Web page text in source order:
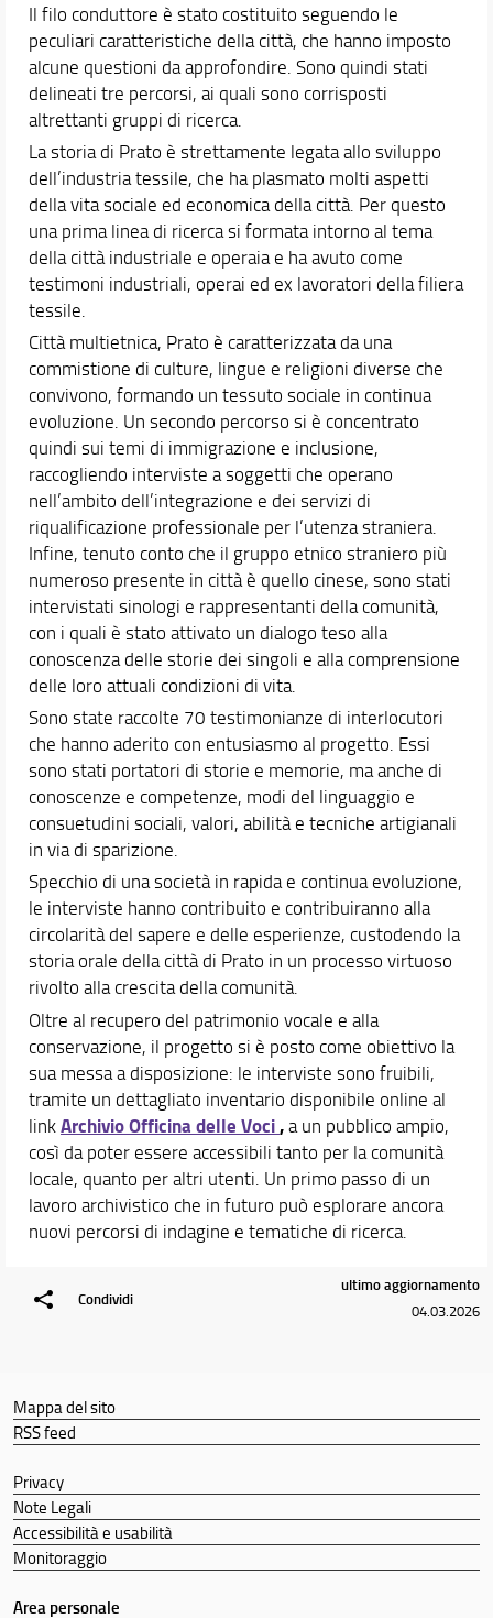
Il filo conduttore è stato costituito seguendo le
peculiari caratteristiche della città, che hanno imposto
alcune questioni da approfondire. Sono quindi stati
delineati tre percorsi, ai quali sono corrisposti
altrettanti gruppi di ricerca.
La storia di Prato è strettamente legata allo sviluppo
dell’industria tessile, che ha plasmato molti aspetti
della vita sociale ed economica della città. Per questo
una prima linea di ricerca si formata intorno al tema
della città industriale e operaia e ha avuto come
testimoni industriali, operai ed ex lavoratori della filiera
tessile.
Città multietnica, Prato è caratterizzata da una
commistione di culture, lingue e religioni diverse che
convivono, formando un tessuto sociale in continua
evoluzione. Un secondo percorso si è concentrato
quindi sui temi di immigrazione e inclusione,
raccogliendo interviste a soggetti che operano
nell’ambito dell’integrazione e dei servizi di
riqualificazione professionale per l’utenza straniera.
Infine, tenuto conto che il gruppo etnico straniero più
numeroso presente in città è quello cinese, sono stati
intervistati sinologi e rappresentanti della comunità,
con i quali è stato attivato un dialogo teso alla
conoscenza delle storie dei singoli e alla comprensione
delle loro attuali condizioni di vita.
Sono state raccolte 70 testimonianze di interlocutori
che hanno aderito con entusiasmo al progetto. Essi
sono stati portatori di storie e memorie, ma anche di
conoscenze e competenze, modi del linguaggio e
consuetudini sociali, valori, abilità e tecniche artigianali
in via di sparizione.
Specchio di una società in rapida e continua evoluzione,
le interviste hanno contribuito e contribuiranno alla
circolarità del sapere e delle esperienze, custodendo la
storia orale della città di Prato in un processo virtuoso
rivolto alla crescita della comunità.
Oltre al recupero del patrimonio vocale e alla
conservazione, il progetto si è posto come obiettivo la
sua messa a disposizione: le interviste sono fruibili,
tramite un dettagliato inventario disponibile online al
linkArchivio Officina delle Voci,a un pubblico ampio,
così da poter essere accessibili tanto per la comunità
locale, quanto per altri utenti. Un primo passo di un
lavoro archivistico che in futuro può esplorare ancora
nuovi percorsi di indagine e tematiche di ricerca.
Condividi
ultimo aggiornamento
04.03.2026
Mappa del sito
RSS feed
Privacy
Note Legali
Accessibilità e usabilità
Monitoraggio
Area personale